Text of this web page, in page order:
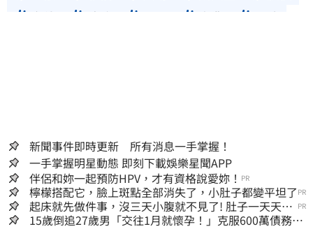
市值
玻璃 產業
風險
新聞事件即時更新 所有消息一手掌握！
一手掌握明星動態 即刻下載娛樂星聞APP
伴侶和妳一起預防HPV，才有資格說愛妳！ PR
檸檬搭配它，臉上斑點全部消失了，小肚子都變平坦了 PR
起床就先做件事，沒三天小腹就不見了! 肚子一天天變
小！
PR
15歲倒追27歲男「交往1月就懷孕！」克服600萬債務